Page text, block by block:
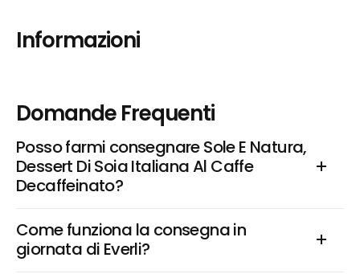
Informazioni
Domande Frequenti
Posso farmi consegnare Sole E Natura,
Dessert Di Soia Italiana Al Caffe
Decaffeinato?
Come funziona la consegna in
giornata di Everli?